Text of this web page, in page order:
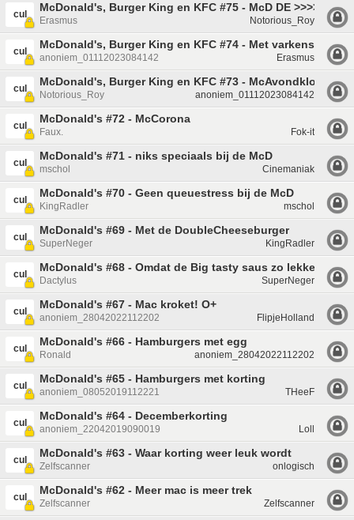
cul
McDonald's, Burger King en KFC #75 - McD DE >>>>>>
Erasmus Notorious_Roy
cul
McDonald's, Burger King en KFC #74 - Met varkensvlees
anoniem_01112023084142 Erasmus
cul
McDonald's, Burger King en KFC #73 - McAvondklok
Notorious_Roy anoniem_01112023084142
cul
McDonald's #72 - McCorona
Faux. Fok-it
cul
McDonald's #71 - niks speciaals bij de McD
mschol Cinemaniak
cul
McDonald's #70 - Geen queuestress bij de McD
KingRadler mschol
cul
McDonald's #69 - Met de DoubleCheeseburger
SuperNeger KingRadler
cul
McDonald's #68 - Omdat de Big tasty saus zo lekker ruikt.
Dactylus SuperNeger
cul
McDonald's #67 - Mac kroket! O+
anoniem_28042022112202 FlipjeHolland
cul
McDonald's #66 - Hamburgers met egg
Ronald anoniem_28042022112202
cul
McDonald's #65 - Hamburgers met korting
anoniem_08052019112221 THeeF
cul
McDonald's #64 - Decemberkorting
anoniem_22042019090019 Loll
cul
McDonald's #63 - Waar korting weer leuk wordt
Zelfscanner onlogisch
cul
McDonald's #62 - Meer mac is meer trek
Zelfscanner Zelfscanner